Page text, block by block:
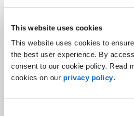
This website uses cookies
This website uses cookies to
the best user experience. By
consent to our cookie policy. Read
cookies on our privacy policy.
Malgré un coût pouvant atteindre 73
2015.
Utilisez les relations publiques pour
marque:Exprimez clairement l'éthique
ce que vous faites. Trouvez des moyens
message. Nous avons constaté qu'il est